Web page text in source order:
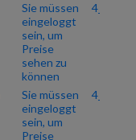
Sie müssen
eingeloggt
sein, um
Preise
sehen zu
können
4_06
Sie müssen
eingeloggt
sein, um
Preise
4_06